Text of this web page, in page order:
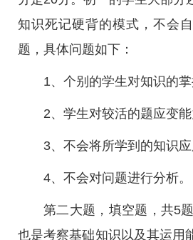
知识死记硬背的模式，不会
题，具体问题如下：
1、个别的学生对知识的
2、学生对较活的题应变
3、不会将所学到的知识
4、不会对问题进行分析。
第二大题，填空题，共5
也是考察基础知识以及其运用